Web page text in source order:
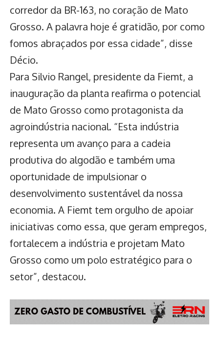
corredor da BR-163, no coração de Mato
Grosso. A palavra hoje é gratidão, por como
fomos abraçados por essa cidade”, disse
Décio.
Para Silvio Rangel, presidente da Fiemt, a
inauguração da planta reafirma o potencial
de Mato Grosso como protagonista da
agroindústria nacional. “Esta indústria
representa um avanço para a cadeia
produtiva do algodão e também uma
oportunidade de impulsionar o
desenvolvimento sustentável da nossa
economia. A Fiemt tem orgulho de apoiar
iniciativas como essa, que geram empregos,
fortalecem a indústria e projetam Mato
Grosso como um polo estratégico para o
setor”, destacou.